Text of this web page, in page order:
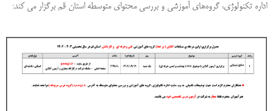
اداره‌ تکنولوژی، گروه‌های آموزشی و بررسی محتوای متوسطه استان قم برگزار می کند: